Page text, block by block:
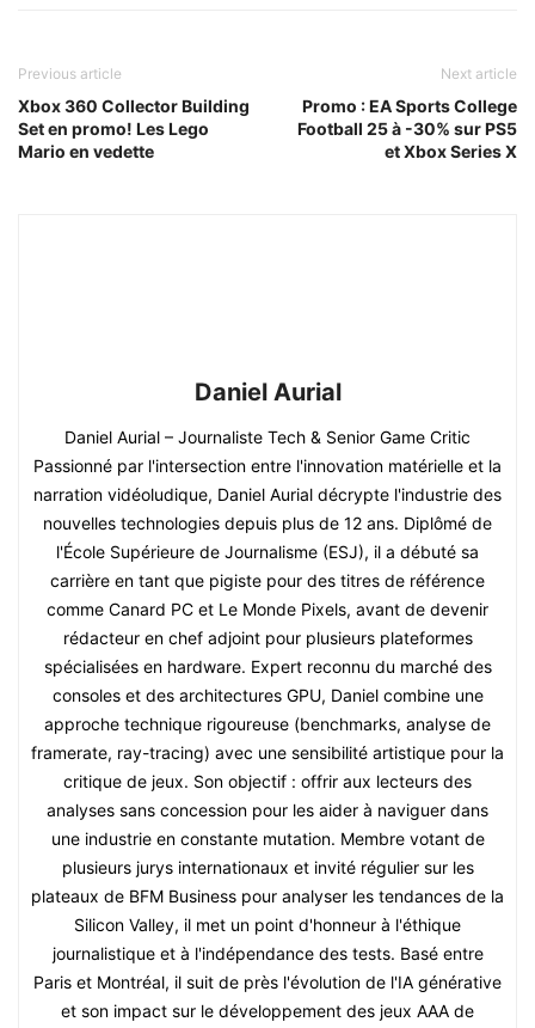
Previous article
Xbox 360 Collector Building
Set en promo! Les Lego
Mario en vedette
Next article
Promo : EA Sports College
Football 25 à -30% sur PS5
et Xbox Series X
Daniel Aurial
Daniel Aurial – Journaliste Tech & Senior Game Critic
Passionné par l'intersection entre l'innovation matérielle et la
narration vidéoludique, Daniel Aurial décrypte l'industrie des
nouvelles technologies depuis plus de 12 ans. Diplômé de
l'École Supérieure de Journalisme (ESJ), il a débuté sa
carrière en tant que pigiste pour des titres de référence
comme Canard PC et Le Monde Pixels, avant de devenir
rédacteur en chef adjoint pour plusieurs plateformes
spécialisées en hardware. Expert reconnu du marché des
consoles et des architectures GPU, Daniel combine une
approche technique rigoureuse (benchmarks, analyse de
framerate, ray-tracing) avec une sensibilité artistique pour la
critique de jeux. Son objectif : offrir aux lecteurs des
analyses sans concession pour les aider à naviguer dans
une industrie en constante mutation. Membre votant de
plusieurs jurys internationaux et invité régulier sur les
plateaux de BFM Business pour analyser les tendances de la
Silicon Valley, il met un point d'honneur à l'éthique
journalistique et à l'indépendance des tests. Basé entre
Paris et Montréal, il suit de près l'évolution de l'IA générative
et son impact sur le développement des jeux AAA de